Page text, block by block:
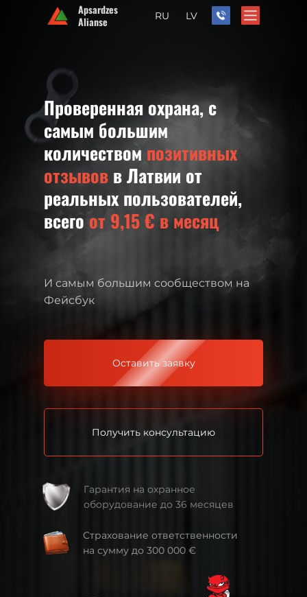
Оставить заявку
Проверенная охрана, с
самым большим
количеством позитивных
отзывов в Латвии от
реальных пользователей,
всего от 9,15 € в месяц
Apsardzes
Alianse
RU LV
Гарантия на охранное
оборудование до 36 месяцев
Страхование ответственности
на сумму до 300 000 €
Получить консультацию
И самым большим сообществом на
Фейсбук